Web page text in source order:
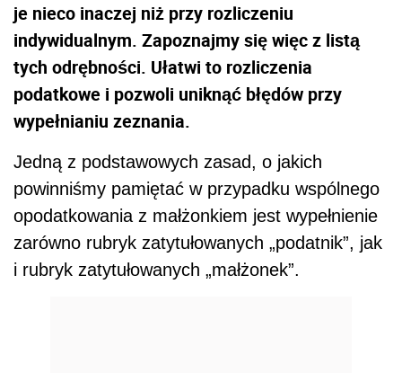
je nieco inaczej niż przy rozliczeniu
indywidualnym. Zapoznajmy się więc z listą
tych odrębności. Ułatwi to rozliczenia
podatkowe i pozwoli uniknąć błędów przy
wypełnianiu zeznania.
Jedną z podstawowych zasad, o jakich
powinniśmy pamiętać w przypadku wspólnego
opodatkowania z małżonkiem jest wypełnienie
zarówno rubryk zatytułowanych „podatnik”, jak
i rubryk zatytułowanych „małżonek”.